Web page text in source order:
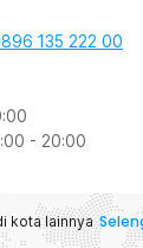
135 222 00
- 20:00
kota lainnya